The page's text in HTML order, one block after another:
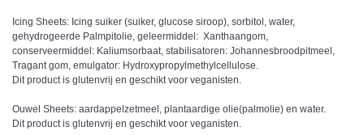
Icing Sheets: Icing suiker (suiker, glucose siroop), sorbitol, water,
gehydrogeerde Palmpitolie, geleermiddel: Xanthaangom,
conserveermiddel: Kaliumsorbaat, stabilisatoren: Johannesbroodpitmeel,
Tragant gom, emulgator: Hydroxypropylmethylcellulose.
Dit product is glutenvrij en geschikt voor veganisten.
Ouwel Sheets: aardappelzetmeel, plantaardige olie(palmolie) en water.
Dit product is glutenvrij en geschikt voor veganisten.